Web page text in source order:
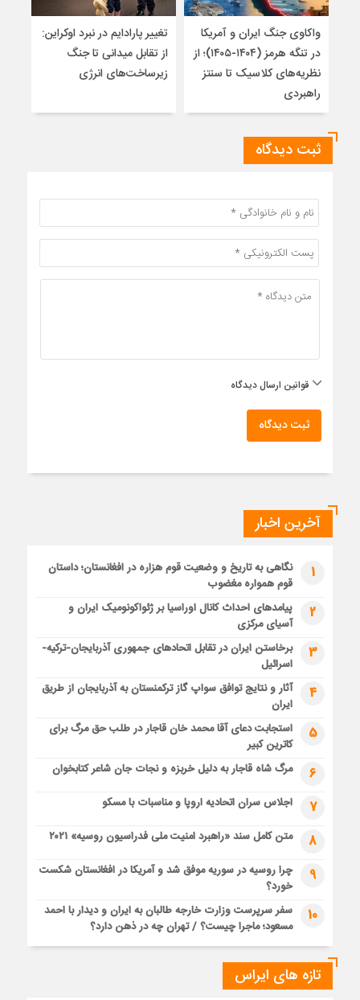
واکاوی جنگ ایران و آمریکا
در تنگه هرمز (۱۴۰۴-۱۴۰۵)؛ از
نظریه‌های کلاسیک تا سنتز
راهبردی
تغییر پارادایم در نبرد اوکراین:
از تقابل میدانی تا جنگ
زیرساخت‌های انرژی
ثبت دیدگاه
قوانین ارسال دیدگاه
ثبت دیدگاه
آخرین اخبار
1
نگاهی به تاریخ و وضعیت قوم هزاره در افغانستان؛ داستان
قوم همواره مغضوب
2
پیامدهای احداث کانال اوراسیا بر ژئواکونومیک ایران و
آسیای مرکزی
3
برخاستن ایران در تقابل اتحادهای جمهوری آذربایجان-ترکیه-
اسرائیل
4
آثار و نتایج توافق سواپ گاز ترکمنستان به آذربایجان از طریق
ایران
5
استجابت دعای آقا محمد خان قاجار در طلب حق مرگ برای
کاترین کبیر
6 مرگ شاه قاجار به دلیل خربزه و نجات جان شاعر کتابخوان
7 اجلاس سران اتحادیه اروپا و مناسبات با مسکو
8 متن کامل سند «راهبرد امنیت ملی فدراسیون روسیه» ۲۰۲۱
9
چرا روسیه در سوریه موفق شد و آمریکا در افغانستان شکست
خورد؟
10
سفر سرپرست وزارت خارجه طالبان به ایران و دیدار با احمد
مسعود؛ ماجرا چیست؟ / تهران چه در ذهن دارد؟
تازه های ایراس